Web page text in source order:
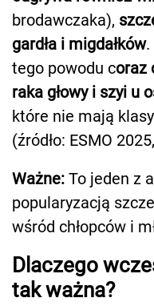
brodawczaka),
gardła i migdałków.
tego powodu coraz
raka głowy i szyi u
które nie mają
(źródło: ESMO
Ważne: To jeden z
popularyzacją
wśród chłopców i
Dlaczego
tak ważna?